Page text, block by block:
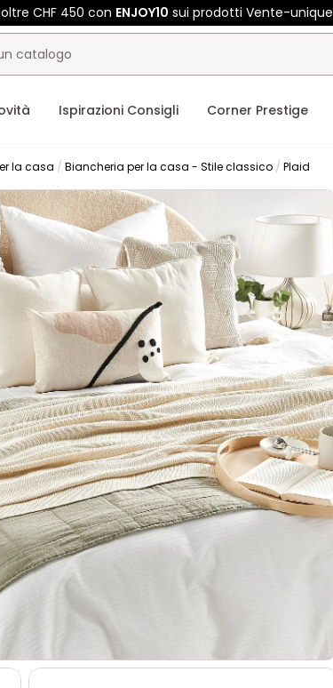
oltre CHF 450 conENJOY10 sui prodotti Vente-unique
Ispirazioni Consigli Corner Prestige
la casa Biancheria per la casa - Stile classico Plaid